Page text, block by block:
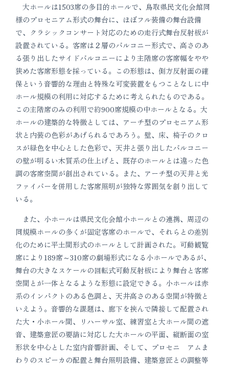
大ホールは1503席の多目的ホールで、鳥取県民文化会館同
様のプロセニアム形式の舞台に、ほぼフル装備の舞台設備
で、クラシックコンサート対応のための走行式舞台反射板が
設置されている。客席は２層のバルコニー形式で、高さのあ
る張り出したサイドバルコニーにより主階席の客席幅をやや
狭めた客席形態を採っている。この形態は、側方反射面の確
保という音響的な理由と特殊な可変装置をもつことなしに中
ホール規模の利用に対応するために考えられたものである。
この主階席のみの利用で約900席規模の中ホールとなる。大
ホールの建築的な特徴としては、アーチ型のプロセニアム形
状と内装の色彩があげられるであろう。壁、床、椅子のクロ
スが緑色を中心とした色彩で、天井と張り出したバルコニー
の壁が明るい木質系の仕上げと、既存のホールとは違った色
調の客席空間が創出されている。また、アーチ型の天井と光
ファイバーを併用した客席照明が独特な雰囲気を創り出して
いる。
また、小ホールは県民文化会館小ホールとの連携、周辺の
同規模ホールの多くが固定客席のホールで、それらとの差別
化のために平土間形式のホールとして計画された。可動観覧
席により189席～310席の劇場形式になる小ホールであるが、
舞台の大きなスケールの回転式可動反射板により舞台と客席
空間とが一体となるような形態に設定できる。小ホールは赤
系のインパクトのある色調と、天井高さのある空間が特徴と
いえよう。音響的な課題は、廊下を挟んで隣接して配置され
た大・小ホール間、リハーサル室、練習室と大ホール間の遮
音、建築意匠の要請に対応した大ホールの平面、縦断面の室
形状を中心とした室内音響計画、そして、プロセニ アムま
わりのスピーカの配置と舞台照明設備、建築意匠との調整等